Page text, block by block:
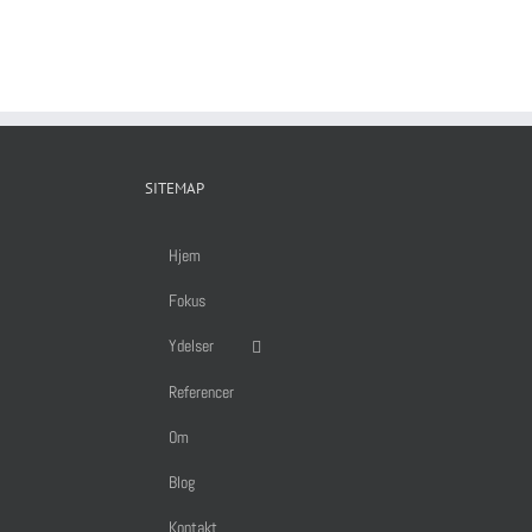
SITEMAP
Hjem
Fokus
Ydelser
Referencer
Om
Blog
Kontakt